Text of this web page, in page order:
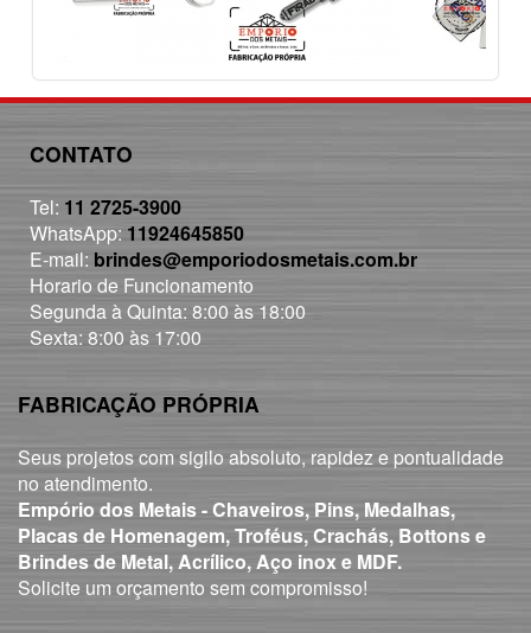
CONTATO
Tel: 11 2725-3900
WhatsApp: 11924645850
E-mail: brindes@emporiodosmetais.com.br
Horario de Funcionamento
Segunda à Quinta: 8:00 às 18:00
Sexta: 8:00 às 17:00
FABRICAÇÃO PRÓPRIA
Seus projetos com sigilo absoluto, rapidez e pontualidade
no atendimento.
Empório dos Metais - Chaveiros, Pins, Medalhas,
Placas de Homenagem, Troféus, Crachás, Bottons e
Brindes de Metal, Acrílico, Aço inox e MDF.
Solicite um orçamento sem compromisso!